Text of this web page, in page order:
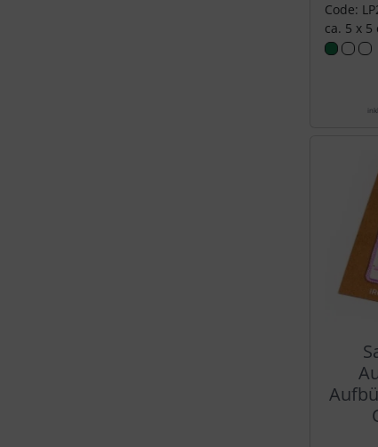
Code:
ca. 5 x 5